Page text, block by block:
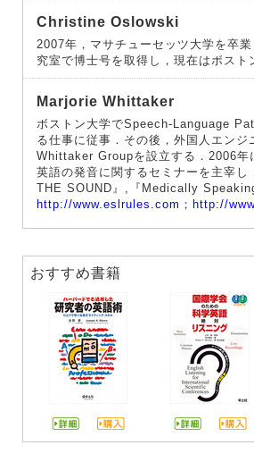
Christine Oslowski
2007年，マサチューセッツ大学を卒
究室で博士号を取得し，現在はボス
Marjorie Whittaker
ボストン大学でSpeech-Language
る仕事に従事．その後，外国人エン
Whittaker Groupを設立する．2006
英語の発音に関するセミナーを主宰
THE SOUND』,『Medically
http://www.eslrules.com ； http://
おすすめ書籍